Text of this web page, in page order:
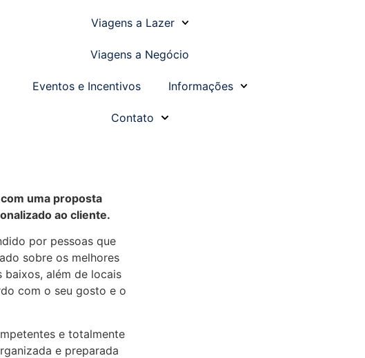
Viagens a Lazer
Viagens a Negócio
Eventos e Incentivos Informações
Contato
uma proposta
ao cliente.
por pessoas que
sobre os melhores
baixos, além de locais
com o seu gosto e o
e totalmente
e preparada